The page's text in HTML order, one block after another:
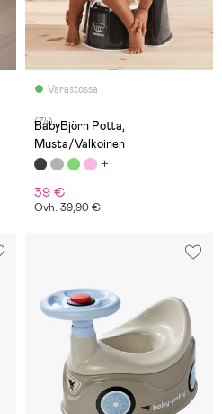
Varastossa
(74)
BabyBjörn Potta,
Musta/Valkoinen
39 €
Ovh: 39,90 €